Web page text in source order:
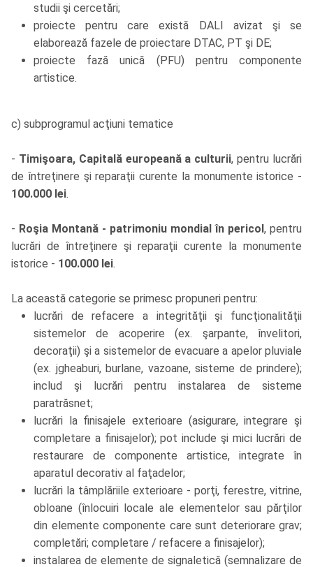
studii şi cercetări;
proiecte pentru care există DALI avizat şi se
elaborează fazele de proiectare DTAC, PT şi DE;
proiecte fază unică (PFU) pentru componente
artistice.
c) subprogramul acţiuni tematice
- Timişoara, Capitală europeană a culturii, pentru lucrări
de întreţinere şi reparaţii curente la monumente istorice -
100.000 lei.
- Roşia Montană - patrimoniu mondial în pericol, pentru
lucrări de întreţinere şi reparaţii curente la monumente
istorice - 100.000 lei.
La această categorie se primesc propuneri pentru:
lucrări de refacere a integrităţii şi funcţionalităţii
sistemelor de acoperire (ex. şarpante, învelitori,
decoraţii) şi a sistemelor de evacuare a apelor pluviale
(ex. jgheaburi, burlane, vazoane, sisteme de prindere);
includ şi lucrări pentru instalarea de sisteme
paratrăsnet;
lucrări la finisajele exterioare (asigurare, integrare şi
completare a finisajelor); pot include şi mici lucrări de
restaurare de componente artistice, integrate în
aparatul decorativ al faţadelor;
lucrări la tâmplăriile exterioare - porţi, ferestre, vitrine,
obloane (înlocuiri locale ale elementelor sau părţilor
din elemente componente care sunt deteriorare grav;
completări; completare / refacere a finisajelor);
instalarea de elemente de signaletică (semnalizare de